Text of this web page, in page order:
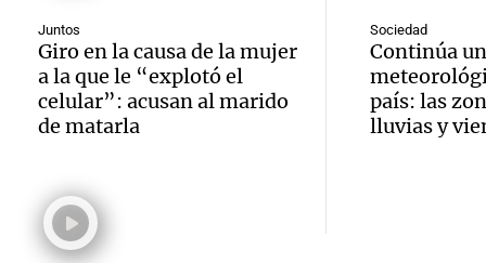
privada
Informados
Episodios
Viva la
en
contra
Audio.
Juez
Juntos
Giro en la causa de la mujer
a la que le “explotó el
celular”: acusan al marido
de matarla
Sociedad
Continúa
país: las
lluvias y